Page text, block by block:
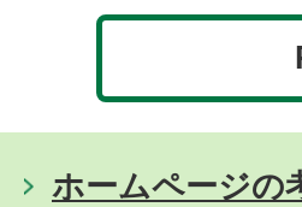
ホームページの